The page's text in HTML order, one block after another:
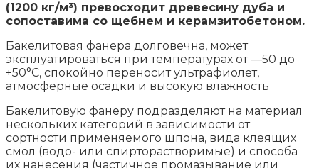
(1200 кг/м³) превосходит древесину дуба и
сопоставима со щебнем и керамзитобетоном.
Бакелитовая фанера долговечна, может
эксплуатироваться при температурах от —50 до
+50°С, спокойно переносит ультрафиолет,
атмосферные осадки и высокую влажность
Бакелитовую фанеру подразделяют на материал
нескольких категорий в зависимости от
сортности применяемого шпона, вида клеящих
смол (водо- или спирторастворимые) и способа
их нанесения (частичное промазывание или